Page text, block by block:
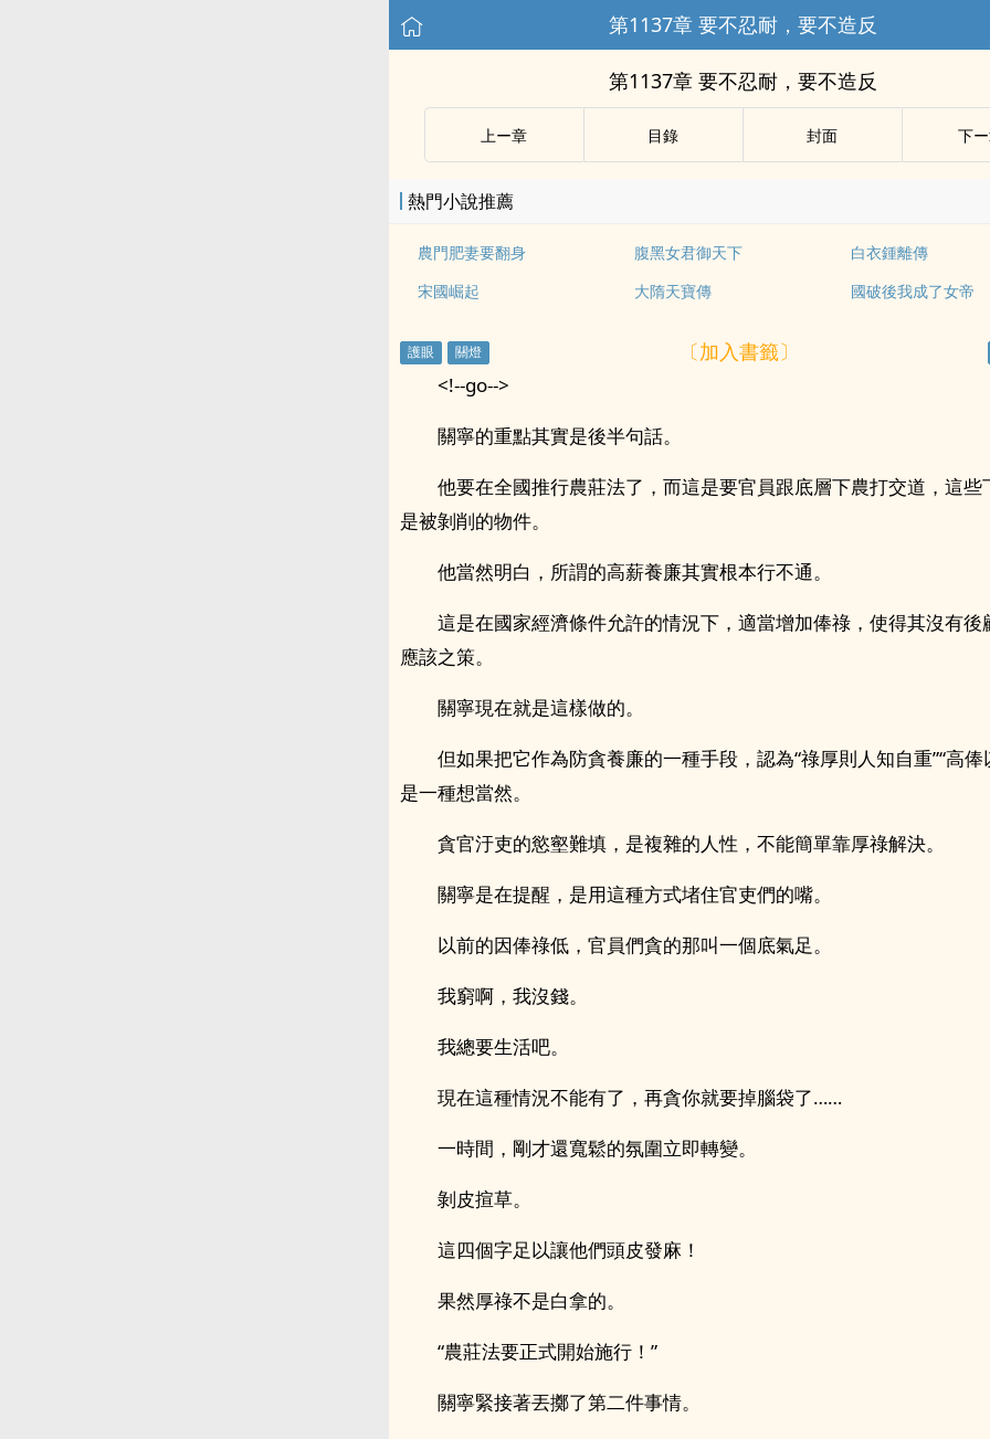
第1137章 要不忍耐，要不造反
第1137章 要不忍耐，要不造反
上ー章 目錄 封面 下
熱門小說推薦
農門肥妻要翻身 腹黑女君御天下
白衣鍾離傳
宋國崛起
大隋天寶傳 國破後我成了女帝
〔加入書籤〕
<!--go-->
關寧的重點其實是後半句話。
他要在全國推行農莊法了，而這是要官員跟底層下農打交道，這些
是被剝削的物件。
他當然明白，所謂的高薪養廉其實根本行不通。
這是在國家經濟條件允許的情況下，適當增加俸祿，使得其沒有後
應該之策。
關寧現在就是這樣做的。
但如果把它作為防貪養廉的一種手段，認為“祿厚則人知自重”“高俸
是一種想當然。
貪官汙吏的慾壑難填，是複雜的人性，不能簡單靠厚祿解決。
關寧是在提醒，是用這種方式堵住官吏們的嘴。
以前的因俸祿低，官員們貪的那叫一個底氣足。
我窮啊，我沒錢。
我總要生活吧。
現在這種情況不能有了，再貪你就要掉腦袋了……
一時間，剛才還寬鬆的氛圍立即轉變。
剝皮揎草。
這四個字足以讓他們頭皮發麻！
果然厚祿不是白拿的。
“農莊法要正式開始施行！”
關寧緊接著丟擲了第二件事情。